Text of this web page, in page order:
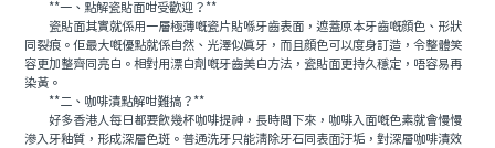
**一、點解瓷貼面咁受歡迎？**
瓷貼面其實就係用一層極薄嘅瓷片貼喺牙齒表面，遮蓋原本牙齒嘅顔色、形狀
同裂痕。佢最大嘅優點就係自然、光澤似真牙，而且顔色可以度身訂造，令整體笑
容更加整齊同亮白。相對用漂白劑嘅牙齒美白方法，瓷貼面更持久穩定，唔容易再
染黃。
**二、咖啡漬點解咁難搞？**
好多香港人每日都要飲幾杯咖啡提神，長時間下來，咖啡入面嘅色素就會慢慢
滲入牙釉質，形成深層色斑。普通洗牙只能清除牙石同表面汙垢，對深層咖啡漬效